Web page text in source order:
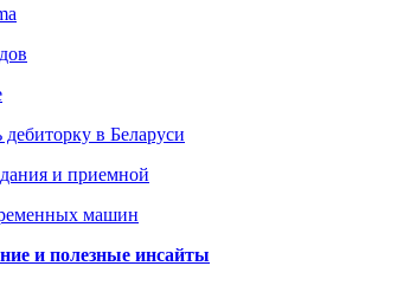
в Беларуси
и приемной
машин
и полезные инсайты